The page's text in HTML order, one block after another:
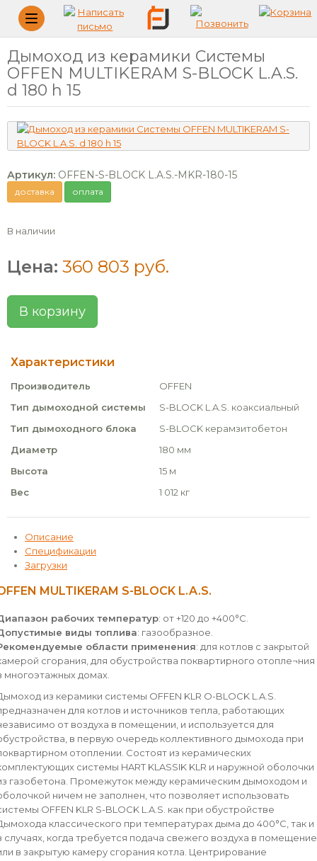
Меню
Дымоход из керамики Системы
OFFEN MULTIKERAM S-BLOCK L.A.S.
d 180 h 15
Артикул: OFFEN-S-BLOCK L.A.S.-MKR-180-15
доставка оплата
В наличии
Цена: 360 803 руб.
В корзину
Характеристики
Производитель
OFFEN
Тип дымоходной системы
S-BLOCK L.A.S. коаксиальный
Тип дымоходного блока
S-BLOCK керамзитобетон
Диаметр
180 мм
Высота
15 м
Вес
1 012 кг
Описание
Спецификации
Загрузки
MULTIKERAM S-BLOCK L.A.S.
рабочих температур: от +120 до +400°С.
виды топлива: газообразное.
области применения: для котлов с закрытой
сгорания, для обустройства поквартирного отопле¬ния
многоэтажных домах.
из керамики системы OFFEN KLR O-BLOCK L.A.S.
для котлов и источников тепла, работающих
от воздуха в помещении, и используется для
в первую очередь коллективного дымохода при
отоплении. Состоят из керамических
системы HART KLASSIK KLR и наружной оболочки
газобетона. Промежуток между керамическим дымоходом и
ничем не заполнен, что позволяет использовать
OFFEN KLR S-BLOCK L.A.S. как при обустройстве
классического при температурах дыма до 400°С, так и
случаях, когда требуется подача свежего воздуха в помещение
в закрытую камеру сгорания котла. Центрирование